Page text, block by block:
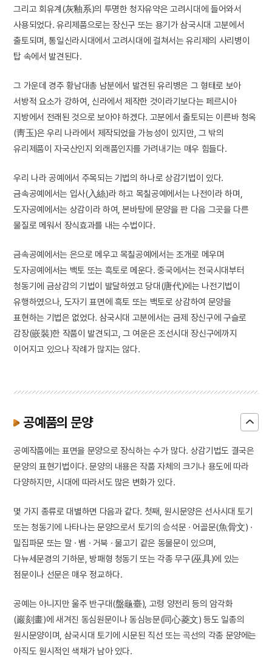
그리고 회유계(灰釉系)의 투명한 청자유약은 고려시대에 들어와서
사용되었다. 유리제품으로는 장신구 또는 용기가 삼국시대 고분에서
출토되며, 통일신라시대에서 고려시대에 걸쳐서는 유리제의 사리병이
탑 속에서 발견된다.
그 가운데 경주 황남대총 남분에서 발견된 유리병은 그 형태로 보아
서방적 요소가 강하여, 신라에서 제작한 것이라기보다는 페르시아
지방에서 전래된 것으로 보아야 하겠다. 고분에서 출토되는 이른바 청옥
(靑玉)은 우리 나라에서 제작되었을 가능성이 있지만, 그 밖의
유리제품이 자국산인지 외래품인지를 가려내기는 매우 힘들다.
우리 나라 공예에서 주목되는 기법의 하나로 상감기법이 있다.
금속공예에서는 입사(入絲)라 하고 목칠공예에서는 나전이라 하며,
도자공예에서는 상감이라 하여, 본바탕에 문양을 판 다음 그곳을 다른
물질로 메워서 장식효과를 내는 수법이다.
금속공예에서는 은으로 메우고 목칠공예에서는 조개로 메우며
도자공예에서는 백토 또는 흑토로 메운다. 중국에서는 전국시대부터
청동기에 금상감의 기법이 발달하였고 당대(唐代)에는 나전기법이
유행하였으나, 도자기 표면에 흑토 또는 백토로 상감하여 문양을
표현하는 기법은 없었다. 삼국시대 고분에서는 금제 장신구에 구슬로
감장(嵌裝)한 작품이 발견되고, 그 여운은 조선시대 장신구에까지
이어지고 있으나 작례가 많지는 않다.
공예품의 문양
공예작품에는 표면을 문양으로 장식하는 수가 많다. 상감기법도 결국은
문양의 표현기법이다. 문양의 내용은 작품 자체의 크기나 용도에 따라
다양하지만, 시대에 따라서도 많은 변화가 있다.
몇 가지 종류로 대별하면 다음과 같다. 첫째, 원시문양은 선사시대 토기
또는 청동기에 나타나는 문양으로서 토기의 승석문 · 어골문(魚骨文) ·
밀집파문 또는 말 · 뱀 · 거북 · 물고기 같은 동물문이 있으며,
다뉴세문경의 기하문, 방패형 청동기 또는 각종 무구(巫具)에 있는
점문이나 선문은 매우 정교하다.
공예는 아니지만 울주 반구대(盤龜臺), 고령 양전리 등의 암각화
(巖刻畫)에 새겨진 동심원문이나 동심능문(同心菱文) 등도 일종의
원시문양이며, 삼국시대 토기에 시문된 직선 또는 곡선의 각종 문양에는
아직도 원시적인 색채가 남아 있다.